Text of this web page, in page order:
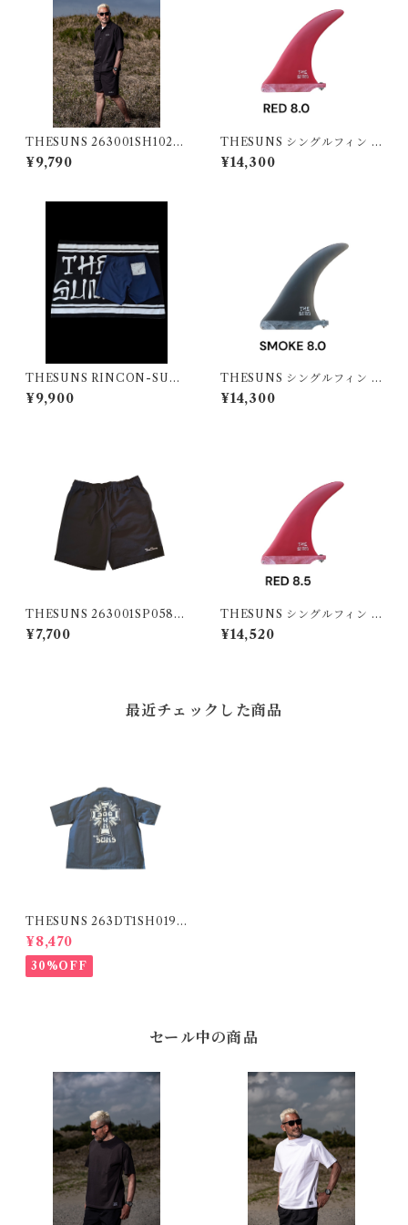
THESUNS 263001SH102S
U BLK
¥9,790
THESUNS シングルフィン R
ED8.0
¥14,300
THESUNS RINCON-SUNS
CL NVY
¥9,900
THESUNS シングルフィン S
MOKE8.0
¥14,300
THESUNS 263001SP058S
U BLK
¥7,700
THESUNS シングルフィン R
ED8.5
¥14,520
最近チェックした商品
THESUNS 263DT1SH019S
U NAVY
¥8,470
30%OFF
セール中の商品